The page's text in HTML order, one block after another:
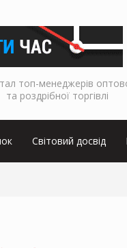
топ-менеджерів
та роздрібної торгівлі
Світовий досвід